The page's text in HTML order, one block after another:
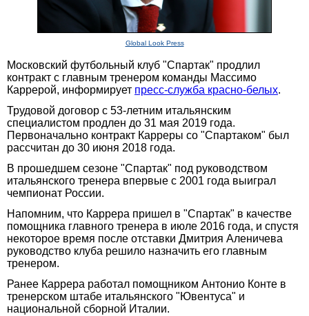
Global Look Press
Московский футбольный клуб "Спартак" продлил
контракт с главным тренером команды Массимо
Каррерой, информирует пресс-служба красно-белых.
Трудовой договор с 53-летним итальянским
специалистом продлен до 31 мая 2019 года.
Первоначально контракт Карреры со "Спартаком" был
рассчитан до 30 июня 2018 года.
В прошедшем сезоне "Спартак" под руководством
итальянского тренера впервые с 2001 года выиграл
чемпионат России.
Напомним, что Каррера пришел в "Спартак" в качестве
помощника главного тренера в июле 2016 года, и спустя
некоторое время после отставки Дмитрия Аленичева
руководство клуба решило назначить его главным
тренером.
Ранее Каррера работал помощником Антонио Конте в
тренерском штабе итальянского "Ювентуса" и
национальной сборной Италии.